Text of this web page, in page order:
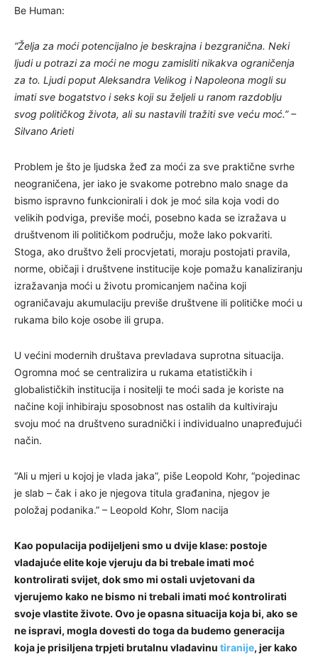
Be Human:
“Želja za moći potencijalno je beskrajna i bezgranična. Neki
ljudi u potrazi za moći ne mogu zamisliti nikakva ograničenja
za to. Ljudi poput Aleksandra Velikog i Napoleona mogli su
imati sve bogatstvo i seks koji su željeli u ranom razdoblju
svog političkog života, ali su nastavili tražiti sve veću moć.” –
Silvano Arieti
Problem je što je ljudska žeđ za moći za sve praktične svrhe
neograničena, jer iako je svakome potrebno malo snage da
bismo ispravno funkcionirali i dok je moć sila koja vodi do
velikih podviga, previše moći, posebno kada se izražava u
društvenom ili političkom području, može lako pokvariti.
Stoga, ako društvo želi procvjetati, moraju postojati pravila,
norme, običaji i društvene institucije koje pomažu kanaliziranju
izražavanja moći u životu promicanjem načina koji
ograničavaju akumulaciju previše društvene ili političke moći u
rukama bilo koje osobe ili grupa.
U većini modernih društava prevladava suprotna situacija.
Ogromna moć se centralizira u rukama etatističkih i
globalističkih institucija i nositelji te moći sada je koriste na
načine koji inhibiraju sposobnost nas ostalih da kultiviraju
svoju moć na društveno suradnički i individualno unapređujući
način.
“Ali u mjeri u kojoj je vlada jaka”, piše Leopold Kohr, “pojedinac
je slab – čak i ako je njegova titula građanina, njegov je
položaj podanika.” – Leopold Kohr, Slom nacija
Kao populacija podijeljeni smo u dvije klase: postoje
vladajuće elite koje vjeruju da bi trebale imati moć
kontrolirati svijet, dok smo mi ostali uvjetovani da
vjerujemo kako ne bismo ni trebali imati moć kontrolirati
svoje vlastite živote. Ovo je opasna situacija koja bi, ako se
ne ispravi, mogla dovesti do toga da budemo generacija
koja je prisiljena trpjeti brutalnu vladavinu tiranije, jer kako